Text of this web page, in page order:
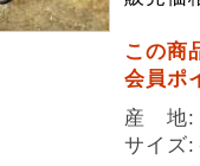
この商
会員ポ
産 地:
サイ